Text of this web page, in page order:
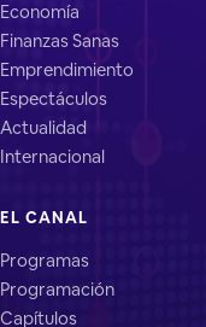
Economía
Finanzas Sanas
Emprendimiento
Espectáculos
Actualidad
Internacional
EL CANAL
Programas
Programación
Capítulos